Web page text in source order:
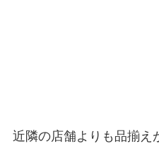
近隣の店舗よりも品揃え